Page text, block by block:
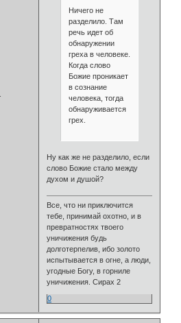
Ничего не
разделило. Там
речь идет об
обнаружении
греха в человеке.
Когда слово
Божие проникает
в сознание
человека, тогда
обнаруживается
грех.
Ну как же не разделило, если
слово Божие стало между
духом и душой?
Все, что ни приключится
тебе, принимай охотно, и в
превратностях твоего
уничижения будь
долготерпелив, ибо золото
испытывается в огне, а люди,
угодные Богу, в горниле
уничижения. Сирах 2
0